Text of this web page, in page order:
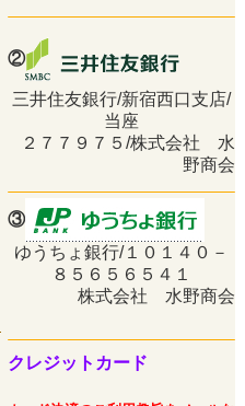
②
三井住友銀行/新宿西口支店/
当座
２７７９７５/株式会社 水
野商会
③
ゆうちょ銀行/１０１４０－
８５６５６５４１
株式会社 水野商会
クレジットカード